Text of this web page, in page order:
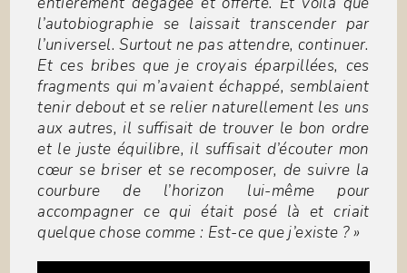
l’autobiographie se laissait transcender par
l’universel. Surtout ne pas attendre, continuer.
Et ces bribes que je croyais éparpillées, ces
fragments qui m’avaient échappé, semblaient
tenir debout et se relier naturellement les uns
aux autres, il suffisait de trouver le bon ordre
et le juste équilibre, il suffisait d’écouter mon
cœur se briser et se recomposer, de suivre la
courbure de l’horizon lui-même pour
accompagner ce qui était posé là et criait
quelque chose comme : Est-ce que j’existe ? »